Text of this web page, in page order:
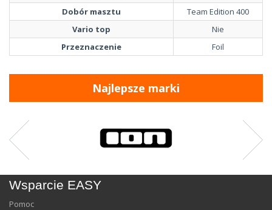
Dobór masztu
Team Edition 400
Vario top
Nie
Przeznaczenie
Foil
Najlepsze marki
Wsparcie EASY
Pomoc